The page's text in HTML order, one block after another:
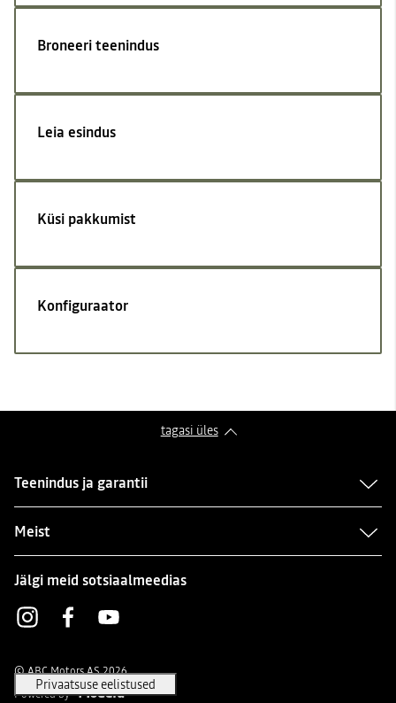
Broneeri teenindus
Leia esindus
Küsi pakkumist
Konfiguraator
tagasi üles
Teenindus ja garantii
Meist
Jälgi meid sotsiaalmeedias
Instagram
Facebook
© ABC Motors AS 2026
Powered by